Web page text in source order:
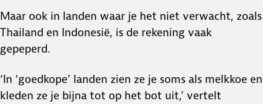
Maar ook in landen waar je het niet verwacht, zoals
Thailand en Indonesië, is de rekening vaak
gepeperd.
‘In ‘goedkope’ landen zien ze je soms als melkkoe en
kleden ze je bijna tot op het bot uit,’ vertelt